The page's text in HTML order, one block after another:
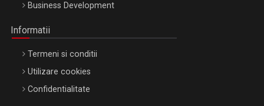
Business Development
Informatii
Termeni si conditii
Utilizare cookies
Confidentialitate